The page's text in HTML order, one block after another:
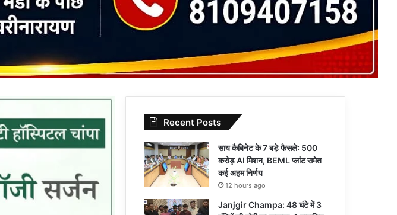
Recent Posts
साय कैबिनेट के 7 बड़े फैसले: 500
करोड़ AI मिशन, BEML प्लांट समेत
कई अहम निर्णय
12 hours ago
Janjgir Champa: 48 घंटे में 3